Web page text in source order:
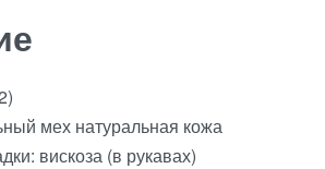
мех натуральная кожа
вискоза (в рукавах)